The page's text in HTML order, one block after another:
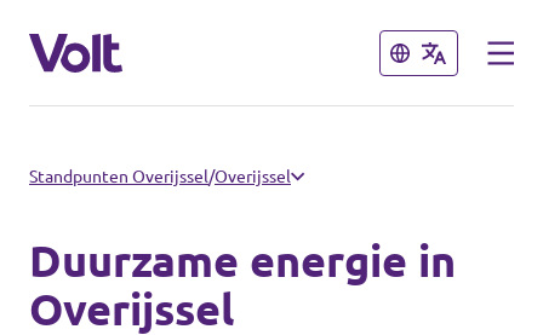
Sluiten
Communities
Volt Almelo
Volt Deventer
Sluiten
Standpunten
Standpunten Overijssel/Overijssel
Duurzame energie in
Overijssel